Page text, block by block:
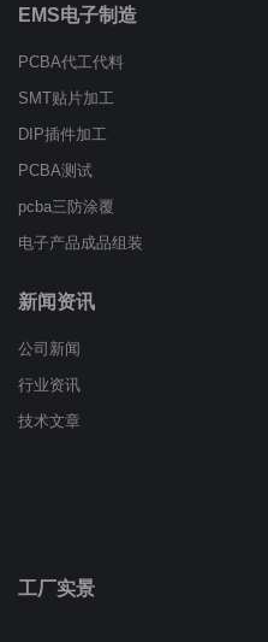
EMS电子制造
PCBA代工代料
SMT贴片加工
DIP插件加工
PCBA测试
pcba三防涂覆
电子产品成品组装
新闻资讯
公司新闻
行业资讯
技术文章
工厂实景